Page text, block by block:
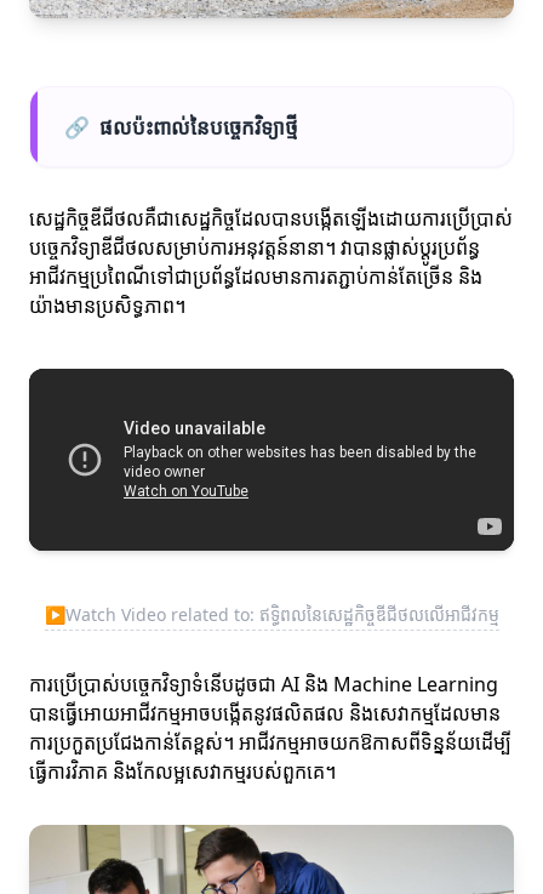
🔗 ផលប៉ះពាល់នៃបច្ចេកវិទ្យាថ្មី
សេដ្ឋកិច្ចឌីជីថលគឺជាសេដ្ឋកិច្ចដែលបានបង្កើតឡើងដោយការប្រើប្រាស់
បច្ចេកវិទ្យាឌីជីថលសម្រាប់ការអនុវត្តន៍នានា។ វាបានផ្លាស់ប្តូរប្រព័ន្ធ
អាជីវកម្មប្រពៃណីទៅជាប្រព័ន្ធដែលមានការតភ្ជាប់កាន់តែច្រើន និង
យ៉ាងមានប្រសិទ្ធភាព។
▶Watch Video related to: ឥទ្ធិពលនៃសេដ្ឋកិច្ចឌីជីថលលើអាជីវកម្ម
ការប្រើប្រាស់បច្ចេកវិទ្យាទំនើបដូចជា AI និង Machine Learning
បានធ្វើអោយអាជីវកម្មអាចបង្កើតនូវផលិតផល និងសេវាកម្មដែលមាន
ការប្រកួតប្រជែងកាន់តែខ្ពស់។ អាជីវកម្មអាចយកឱកាសពីទិន្នន័យដើម្បី
ធ្វើការវិភាគ និងកែលម្អសេវាកម្មរបស់ពួកគេ។